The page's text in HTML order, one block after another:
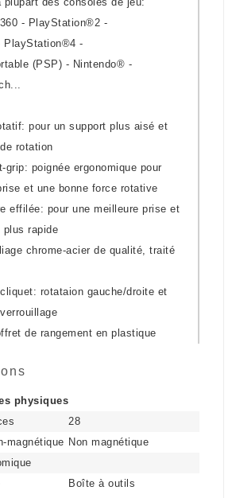
- PlayStation®2 -
PlayStation®4 -
(PSP) - Nintendo® -
pour un support plus aisé et
rotation
grip: poignée ergonomique pour
et une bonne force rotative
effilée: pour une meilleure prise et
plus rapide
chrome-acier de qualité, traité
rotataion gauche/droite et
de rangement en plastique
physiques
28
magnétique Non magnétique
Boîte à outils